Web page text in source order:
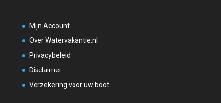
Mijn Account
Over Watervakantie.nl
Privacybeleid
Disclaimer
Verzekering voor uw boot